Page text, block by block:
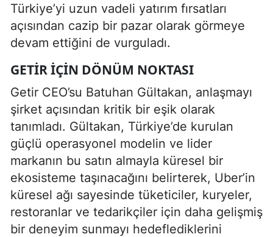
Türkiye’yi uzun vadeli yatırım fırsatları
açısından cazip bir pazar olarak görmeye
devam ettiğini de vurguladı.
GETIR IÇIN DÖNÜM NOKTASI
Getir CEO’su Batuhan Gültakan, anlaşmayı
şirket açısından kritik bir eşik olarak
tanımladı. Gültakan, Türkiye’de kurulan
güçlü operasyonel modelin ve lider
markanın bu satın almayla küresel bir
ekosisteme taşınacağını belirterek, Uber’in
küresel ağı sayesinde tüketiciler, kuryeler,
restoranlar ve tedarikçiler için daha gelişmiş
bir deneyim sunmayı hedeflediklerini